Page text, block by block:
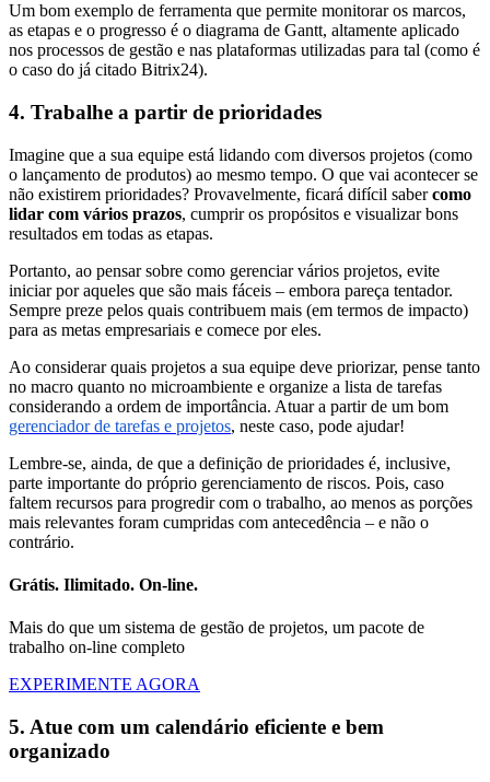
Um bom exemplo de ferramenta que permite monitorar os marcos,
as etapas e o progresso é o diagrama de Gantt, altamente aplicado
nos processos de gestão e nas plataformas utilizadas para tal (como é
o caso do já citado Bitrix24).
4. Trabalhe a partir de prioridades
Imagine que a sua equipe está lidando com diversos projetos (como
o lançamento de produtos) ao mesmo tempo. O que vai acontecer se
não existirem prioridades? Provavelmente, ficará difícil sabercomo
lidar com vários prazos, cumprir os propósitos e visualizar bons
resultados em todas as etapas.
Portanto, ao pensar sobre como gerenciar vários projetos, evite
iniciar por aqueles que são mais fáceis – embora pareça tentador.
Sempre preze pelos quais contribuem mais (em termos de impacto)
para as metas empresariais e comece por eles.
Ao considerar quais projetos a sua equipe deve priorizar, pense tanto
no macro quanto no microambiente e organize a lista de tarefas
considerando a ordem de importância. Atuar a partir de um bom
gerenciador de tarefas e projetos, neste caso, pode ajudar!
Lembre-se, ainda, de que a definição de prioridades é, inclusive,
parte importante do próprio gerenciamento de riscos. Pois, caso
faltem recursos para progredir com o trabalho, ao menos as porções
mais relevantes foram cumpridas com antecedência – e não o
contrário.
Grátis. Ilimitado. On-line.
Mais do que um sistema de gestão de projetos, um pacote de
trabalho on-line completo
EXPERIMENTE AGORA
5. Atue com um calendário eficiente e bem
organizado